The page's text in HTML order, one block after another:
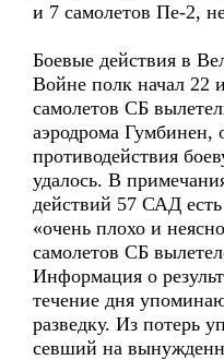
и 7 самолетов Пе-2,
Боевые действия в
Войне полк начал 22
самолетов СБ
аэродрома Гумбинен,
противодействия
удалось. В
действий 57 САД
«очень плохо и
самолетов СБ
Информация о
течение дня
разведку. Из потерь
севший на